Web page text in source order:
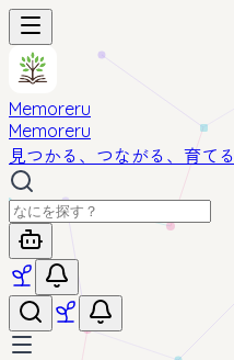
Memoreru
Memoreru
見つかる、つながる、育てる